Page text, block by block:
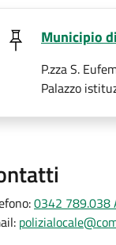
Municipio
P.zza S.
Palazzo
0342 789.038